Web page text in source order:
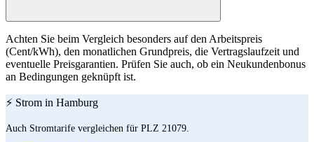
Achten Sie beim Vergleich besonders auf den Arbeitspreis
(Cent/kWh), den monatlichen Grundpreis, die Vertragslaufzeit und
eventuelle Preisgarantien. Prüfen Sie auch, ob ein Neukundenbonus
an Bedingungen geknüpft ist.
⚡ Strom in Hamburg
Auch Stromtarife vergleichen für PLZ 21079.